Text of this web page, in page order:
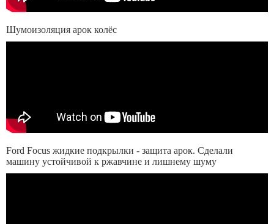
Шумоизоляция арок колёс
Ford Focus жидкие подкрылки - защита арок. Сделали
машину устойчивой к ржавчине и лишнему шуму